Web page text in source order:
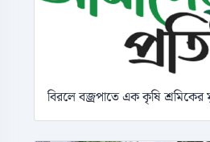
বিরলে বজ্রপাতে এক কৃষি শ্রমিকের